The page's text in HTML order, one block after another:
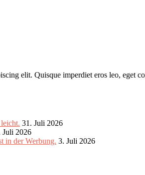
elit. Quisque imperdiet eros leo, eget
31. Juli 2026
Juli 2026
in der Werbung. 3. Juli 2026